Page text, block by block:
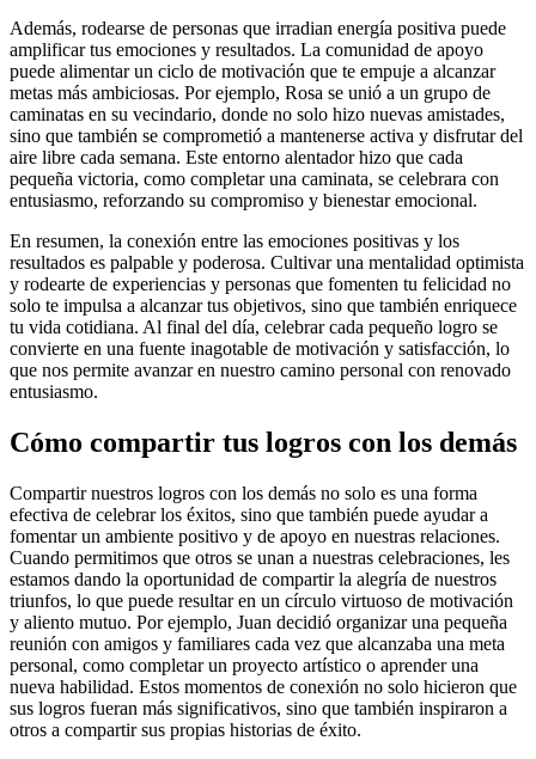
Además, rodearse de personas que irradian energía positiva puede
amplificar tus emociones y resultados. La comunidad de apoyo
puede alimentar un ciclo de motivación que te empuje a alcanzar
metas más ambiciosas. Por ejemplo, Rosa se unió a un grupo de
caminatas en su vecindario, donde no solo hizo nuevas amistades,
sino que también se comprometió a mantenerse activa y disfrutar del
aire libre cada semana. Este entorno alentador hizo que cada
pequeña victoria, como completar una caminata, se celebrara con
entusiasmo, reforzando su compromiso y bienestar emocional.
En resumen, la conexión entre las emociones positivas y los
resultados es palpable y poderosa. Cultivar una mentalidad optimista
y rodearte de experiencias y personas que fomenten tu felicidad no
solo te impulsa a alcanzar tus objetivos, sino que también enriquece
tu vida cotidiana. Al final del día, celebrar cada pequeño logro se
convierte en una fuente inagotable de motivación y satisfacción, lo
que nos permite avanzar en nuestro camino personal con renovado
entusiasmo.
Cómo compartir tus logros con los demás
Compartir nuestros logros con los demás no solo es una forma
efectiva de celebrar los éxitos, sino que también puede ayudar a
fomentar un ambiente positivo y de apoyo en nuestras relaciones.
Cuando permitimos que otros se unan a nuestras celebraciones, les
estamos dando la oportunidad de compartir la alegría de nuestros
triunfos, lo que puede resultar en un círculo virtuoso de motivación
y aliento mutuo. Por ejemplo, Juan decidió organizar una pequeña
reunión con amigos y familiares cada vez que alcanzaba una meta
personal, como completar un proyecto artístico o aprender una
nueva habilidad. Estos momentos de conexión no solo hicieron que
sus logros fueran más significativos, sino que también inspiraron a
otros a compartir sus propias historias de éxito.